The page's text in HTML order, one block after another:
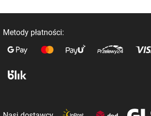
Metody płatności: